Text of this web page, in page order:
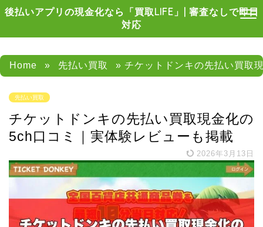
後払いアプリの現金化なら「買取LIFE」| 審査なしで即日
対応
Home » 先払い買取 » チケットドンキの先払い買取
先払い買取
チケットドンキの先払い買取現金化の
5ch口コミ｜実体験レビューも掲載
2026年3月13日